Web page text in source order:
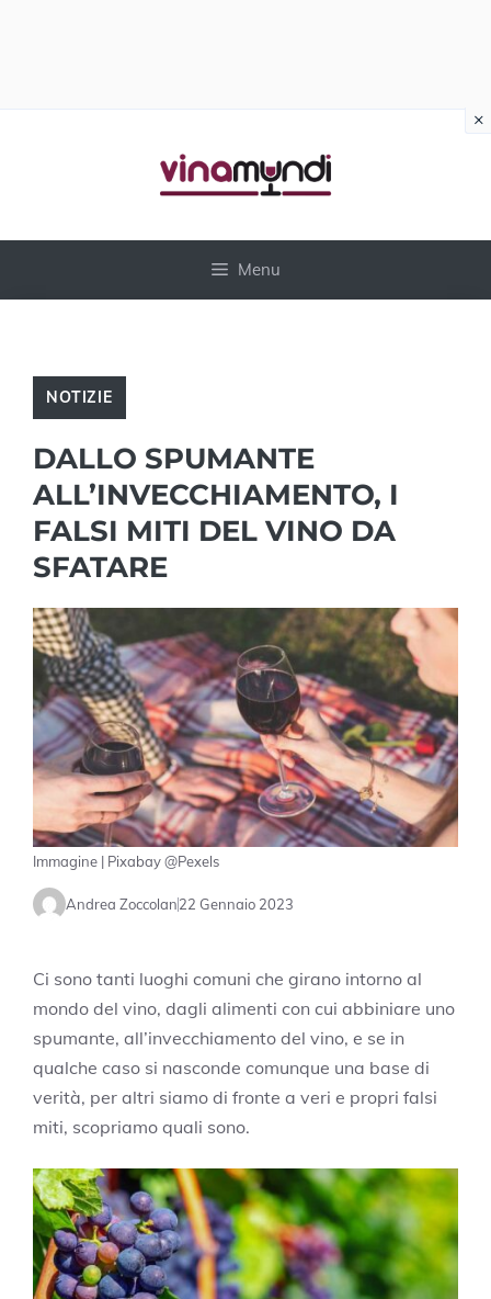
Menu
NOTIZIE
DALLO SPUMANTE
ALL’INVECCHIAMENTO, I
FALSI MITI DEL VINO DA
SFATARE
Immagine | Pixabay @Pexels
Andrea Zoccolan22 Gennaio 2023
Ci sono tanti luoghi comuni che girano intorno al
mondo del vino, dagli alimenti con cui abbiniare uno
spumante, all’invecchiamento del vino, e se in
qualche caso si nasconde comunque una base di
verità, per altri siamo di fronte a veri e propri falsi
miti, scopriamo quali sono.
×